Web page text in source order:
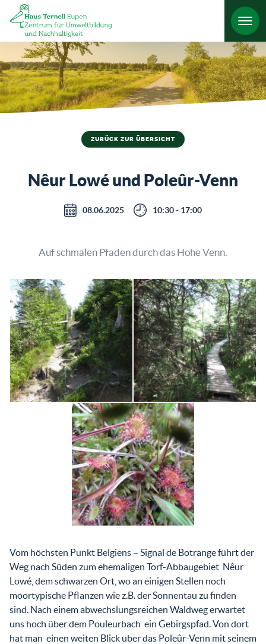
ZURÜCK ZUR ÜBERSICHT
Nêur Lowé und Poleûr-Venn
08.06.2025 10:30 - 17:00
Auf schmalen Pfaden durch das Hohe Venn.
Vom höchsten Punkt Belgiens – Signal de Botrange führt der
Weg nach Süden zum ehemaligen Torf-Abbaugebiet Nêur
Lowé, dem schwarzen Ort, wo an einigen Stellen noch
moortypische Pflanzen wie z.B. der Sonnentau zu finden
sind. Nach einem abwechslungsreichen Waldweg erwartet
uns hoch über dem Pouleurbach ein Gebirgspfad. Von dort
hat man einen weiten Blick über das Poleûr-Venn mit seinem